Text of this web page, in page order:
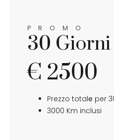
PROMO
30 Giorni
€ 2500
Prezzo totale per
3000 Km inclusi